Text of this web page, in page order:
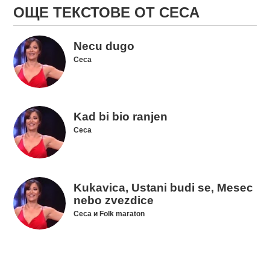
ОЩЕ ТЕКСТОВЕ ОТ CECA
Necu dugo
Ceca
Kad bi bio ranjen
Ceca
Kukavica, Ustani budi se, Mesec
nebo zvezdice
Ceca и Folk maraton